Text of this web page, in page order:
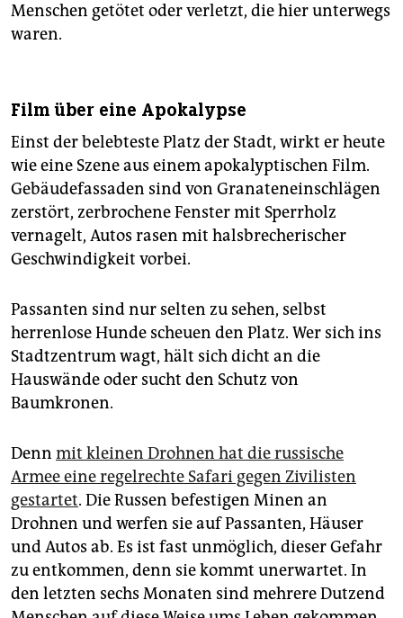
Menschen getötet oder verletzt, die hier unterwegs
waren.
Film über eine Apokalypse
Einst der belebteste Platz der Stadt, wirkt er heute
wie eine Szene aus einem apokalyptischen Film.
Gebäudefassaden sind von Granateneinschlägen
zerstört, zerbrochene Fenster mit Sperrholz
vernagelt, Autos rasen mit halsbrecherischer
Geschwindigkeit vorbei.
Passanten sind nur selten zu sehen, selbst
herrenlose Hunde scheuen den Platz. Wer sich ins
Stadtzentrum wagt, hält sich dicht an die
Hauswände oder sucht den Schutz von
Baumkronen.
Denn mit kleinen Drohnen hat die russische
Armee eine regelrechte Safari gegen Zivilisten
gestartet. Die Russen befestigen Minen an
Drohnen und werfen sie auf Passanten, Häuser
und Autos ab. Es ist fast unmöglich, dieser Gefahr
zu entkommen, denn sie kommt unerwartet. In
den letzten sechs Monaten sind mehrere Dutzend